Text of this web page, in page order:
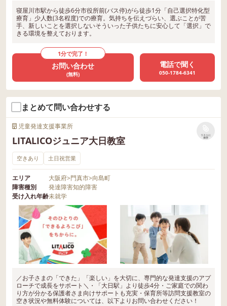
寝屋川市駅から徒歩6分市役所前(バス停)がら徒歩1分「自己選択特化型
療育」少人数(3名程度)での療育。気持ちを伝えづらい、選ぶことが苦
手、新しいことを選択しないそういった子供たちに安心して「選択」で
きる環境を整えております。
1分で完了！
お問い合わせ
(無料)
電話で聞く
050-1784-6341
まとめて問い合わせする
児童発達支援事業所
LITALICOジュニア大日教室
リストに
保存
空きあり 土日祝営業
エリア 大阪府>門真市>向島町
障害種別
発達障害知的障害
受け入れ年齢未就学
／お子さまの「できた」「楽しい」を大切に、専門的な発達支援のアプ
ローチで成長をサポート＼・「大日駅」より徒歩4分・ご家庭での関わ
り方が分かる保護者さま向けサポートも充実・保育所等訪問支援教室の
空き状況や無料体験については、以下よりお問い合わせください！